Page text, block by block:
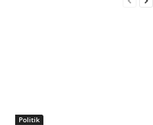
Politik